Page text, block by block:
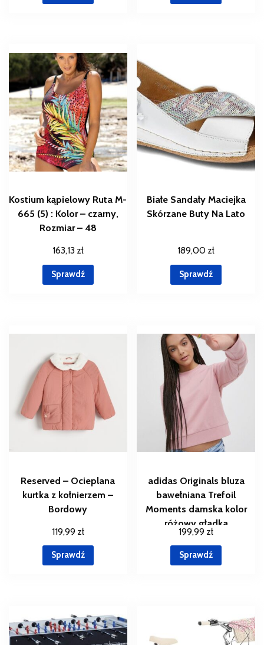
Kostium kąpielowy Ruta M-
665 (5) : Kolor – czarny,
Rozmiar – 48
163,13 zł
Sprawdź
Białe Sandały Maciejka
Skórzane Buty Na Lato
189,00 zł
Sprawdź
Reserved – Ocieplana
kurtka z kołnierzem –
Bordowy
119,99 zł
Sprawdź
adidas Originals bluza
bawełniana Trefoil
Moments damska kolor
różowy gładka
199,99 zł
Sprawdź